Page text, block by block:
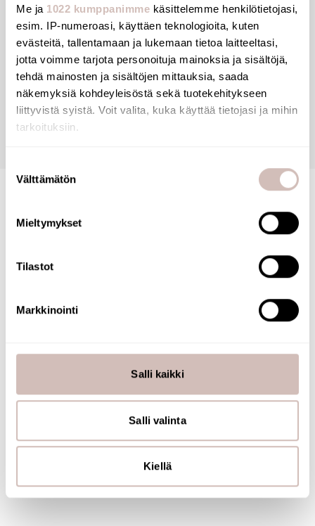
Me ja 1022 kumppanimme käsittelemme henkilötietojasi,
esim. IP-numeroasi, käyttäen teknologioita, kuten
evästeitä, tallentamaan ja lukemaan tietoa laitteeltasi,
jotta voimme tarjota personoituja mainoksia ja sisältöjä,
tehdä mainosten ja sisältöjen mittauksia, saada
näkemyksiä kohdeyleisöstä sekä tuotekehitykseen
liittyvistä syistä. Voit valita, kuka käyttää tietojasi ja mihin
tarkoituksiin.
Kerätä tietoja maantieteellisestä sijainnistasi,
Tunnistaa laitteesi skannaamalla sen ominaispiirteitä
aktiivisesti (sormenjäljen muodostaminen)
voit määrittää asetuksesi
. Voit muuttaa
räätälöimiseen, sosiaalisen median ominaisuuksien
tukemiseen ja kävijämäärämme analysoimiseen. Lisäksi
alan kumppaneillemme tietoja siitä, miten käytät
sivustoamme. Kumppanimme voivat yhdistää näitä
valinta
Välttämätön
Mieltymykset
Tilastot
Markkinointi
Salli kaikki
Salli valinta
Kiellä
View products
FINNISH ONLINE SHOP
Our online store has been awarded the Key Flag
and products are shipped from Finland. Many of our